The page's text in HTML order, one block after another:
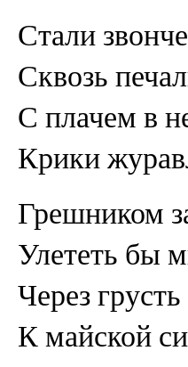
Стали
Сквозь
С плачем в
Крики
Грешником
Улететь бы
Через
К майской